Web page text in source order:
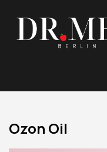
Ozon Oil